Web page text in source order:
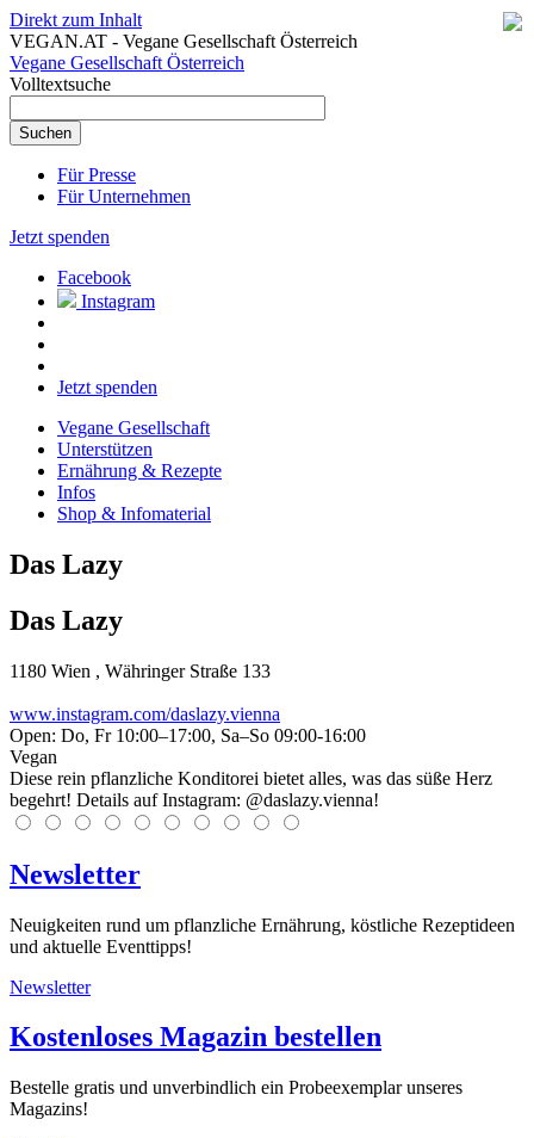
Direkt zum Inhalt
VEGAN.AT - Vegane Gesellschaft Österreich
Vegane Gesellschaft Österreich
Volltextsuche
Für Presse
Für Unternehmen
Jetzt spenden
Facebook
Instagram
Jetzt spenden
Vegane Gesellschaft
Unterstützen
Ernährung & Rezepte
Infos
Shop & Infomaterial
Das Lazy
Das Lazy
1180 Wien , Währinger Straße 133
www.instagram.com/daslazy.vienna
Open: Do, Fr 10:00–17:00, Sa–So 09:00-16:00
Vegan
Diese rein pflanzliche Konditorei bietet alles, was das süße Herz
begehrt! Details auf Instagram: @daslazy.vienna!
Newsletter
Neuigkeiten rund um pflanzliche Ernährung, köstliche Rezeptideen
und aktuelle Eventtipps!
Newsletter
Kostenloses Magazin bestellen
Bestelle gratis und unverbindlich ein Probeexemplar unseres
Magazins!